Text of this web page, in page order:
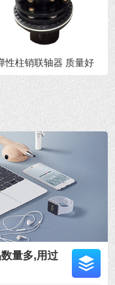
性柱销联轴器 质量好
量多,用过